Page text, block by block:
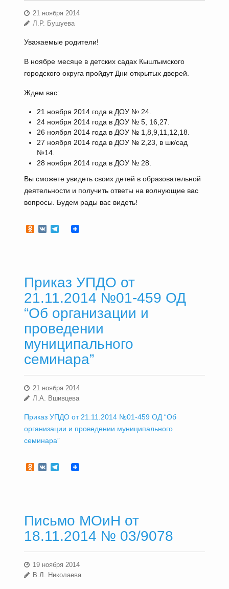
21 ноября 2014
Л.Р. Бушуева
Уважаемые родители!
В ноябре месяце в детских садах Кыштымского
городского округа пройдут Дни открытых дверей.
Ждем вас:
21 ноября 2014 года в ДОУ № 24.
24 ноября 2014 года в ДОУ № 5, 16,27.
26 ноября 2014 года в ДОУ № 1,8,9,11,12,18.
27 ноября 2014 года в ДОУ № 2,23, в шк/сад
№14.
28 ноября 2014 года в ДОУ № 28.
Вы сможете увидеть своих детей в образовательной
деятельности и получить ответы на волнующие вас
вопросы. Будем рады вас видеть!
Odnoklassniki
VKTelegram
Приказ УПДО от
21.11.2014 №01-459 ОД
“Об организации и
проведении
муниципального
семинара”
21 ноября 2014
Л.А. Вшивцева
Приказ УПДО от 21.11.2014 №01-459 ОД “Об
организации и проведении муниципального
семинара”
Odnoklassniki
VKTelegram
Письмо МОиН от
18.11.2014 № 03/9078
19 ноября 2014
В.Л. Николаева